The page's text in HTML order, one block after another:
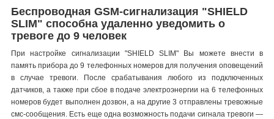
Беспроводная GSM-сигнализация "SHIELD
SLIM" способна удаленно уведомить о
тревоге до 9 человек
При настройке сигнализации "SHIELD SLIM" Вы можете внести в
память прибора до 9 телефонных номеров для получения оповещений
в случае тревоги. После срабатывания любого из подключенных
датчиков, а также при сбое в подаче электроэнергии на 6 телефонных
номеров будет выполнен дозвон, а на другие 3 отправлены тревожные
смс-сообщения. Есть еще одна возможность подачи сигнала тревоги —